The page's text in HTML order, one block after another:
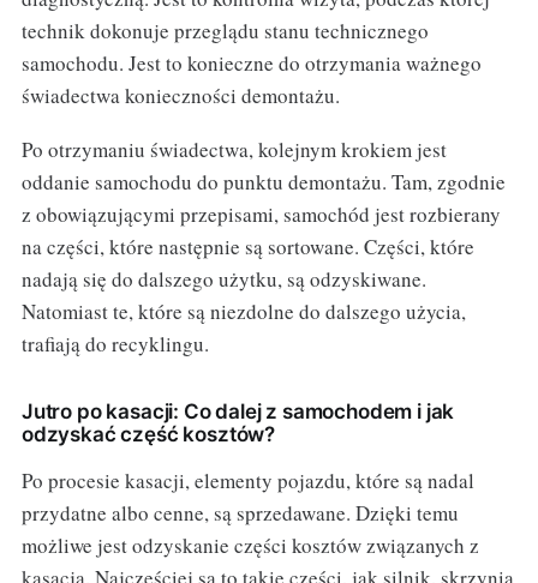
technik dokonuje przeglądu stanu technicznego
samochodu. Jest to konieczne do otrzymania ważnego
świadectwa konieczności demontażu.
Po otrzymaniu świadectwa, kolejnym krokiem jest
oddanie samochodu do punktu demontażu. Tam, zgodnie
z obowiązującymi przepisami, samochód jest rozbierany
na części, które następnie są sortowane. Części, które
nadają się do dalszego użytku, są odzyskiwane.
Natomiast te, które są niezdolne do dalszego użycia,
trafiają do recyklingu.
Jutro po kasacji: Co dalej z samochodem i jak
odzyskać część kosztów?
Po procesie kasacji, elementy pojazdu, które są nadal
przydatne albo cenne, są sprzedawane. Dzięki temu
możliwe jest odzyskanie części kosztów związanych z
kasacją. Najczęściej są to takie części, jak silnik, skrzynia